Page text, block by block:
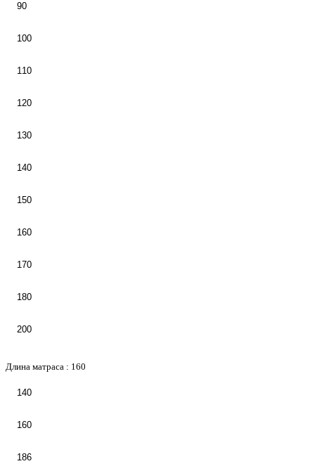
90
100
110
120
130
140
150
160
170
180
200
Длина матраса : 160
140
160
186